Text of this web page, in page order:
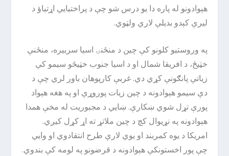
هېوادونو له پاره دا یو درس شو چې د پراختیایي اړتیاؤ د
لیرې کېدو بدیلې لاري ولټوي.
په وروستیو کلونو کې چین د منځنۍ اسیا سربیره، منځنې
خټیځ، د افریقا شمال او د اسیا جنوب خټیځو سیمو کې
زیاتې پانګونې کړي دي. غربې کارپوهان باور لري چې د
دې سیمو هېوادونه د چین زیات پوروړې او په هغه هېواد
پورې تړل شوي ښکارې. ښایي د مجبوریت له مخې همدا
هېوادونه په نړیوال کچ د چین ملاتړ ته اړ کړل کیږي.
امریکا د یوه کمربند او یوي لارې طرح انتقادوي او وایي
چې پور اخستونکې هېوادونه د قرضونو په لومه کې بندوي.